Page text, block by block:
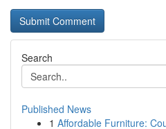
Search
Published News
1 Affordable Furniture: